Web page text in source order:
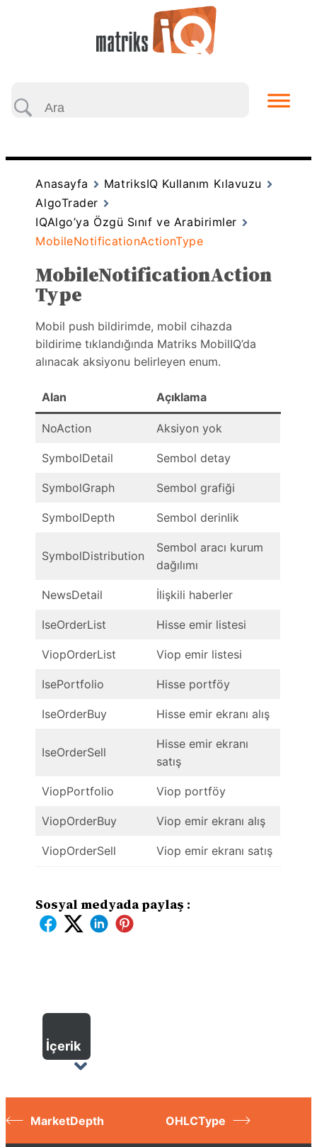
Anasayfa
MatriksIQ Kullanım Kılavuzu
AlgoTrader
IQAlgo’ya Özgü Sınıf ve Arabirimler
MobileNotificationActionType
MobileNotificationAction
Type
Mobil push bildirimde, mobil cihazda
bildirime tıklandığında Matriks MobilIQ’da
alınacak aksiyonu belirleyen enum.
Alan Açıklama
NoAction Aksiyon yok
SymbolDetail Sembol detay
SymbolGraph Sembol grafiği
SymbolDepth Sembol derinlik
SymbolDistribution
Sembol aracı kurum
dağılımı
NewsDetail İlişkili haberler
IseOrderList Hisse emir listesi
ViopOrderList Viop emir listesi
IsePortfolio Hisse portföy
IseOrderBuy Hisse emir ekranı alış
IseOrderSell
Hisse emir ekranı
satış
ViopPortfolio Viop portföy
ViopOrderBuy Viop emir ekranı alış
ViopOrderSell Viop emir ekranı satış
Sosyal medyada paylaş :
İçerik
MarketDepth OHLCType